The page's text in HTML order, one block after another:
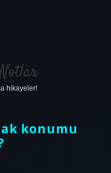
hikayeler!
konumu